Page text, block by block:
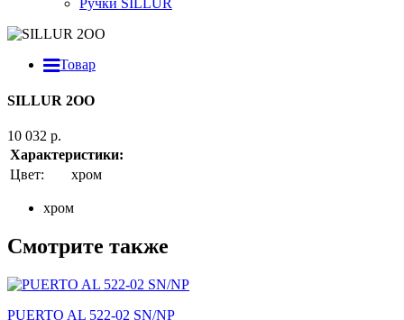
Ручки SILLUR
Товар
SILLUR 2OO
10 032 р.
Характеристики:
Цвет:
хром
хром
Смотрите также
PUERTO AL 522-02 SN/NP